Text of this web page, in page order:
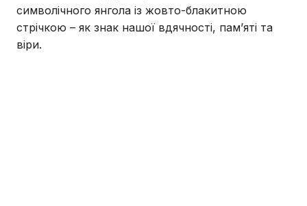
символічного янгола із жовто-блакитною
стрічкою – як знак нашої вдячності, пам’яті та
віри.